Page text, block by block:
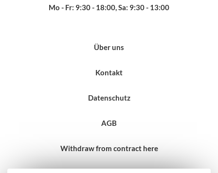
Mo - Fr: 9:30 - 18:00, Sa: 9:30 - 13:00
Über uns
Kontakt
Datenschutz
AGB
Withdraw from contract here